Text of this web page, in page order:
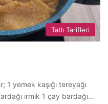
Tatlı Tarifleri
1 yemek kaşığı tereyağı
irmik 1 çay bardağı…